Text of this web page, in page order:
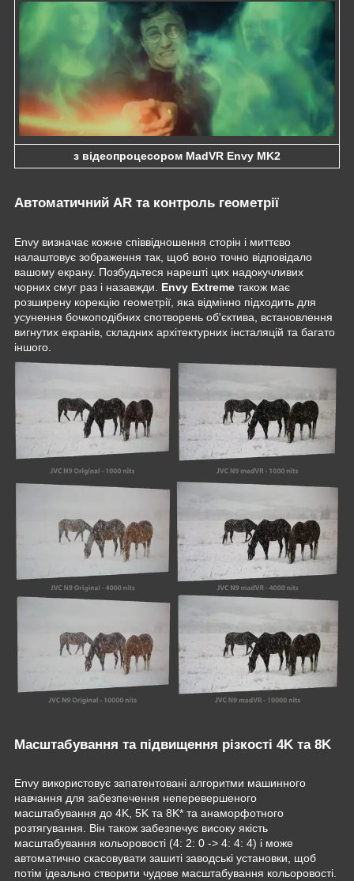
з відеопроцесором MadVR Envy MK2
Автоматичний AR та контроль геометрії
Envy визначає кожне співвідношення сторін і миттєво
налаштовує зображення так, щоб воно точно відповідало
вашому екрану. Позбудьтеся нарешті цих надокучливих
чорних смуг раз і назавжди. Envy Extreme також має
розширену корекцію геометрії, яка відмінно підходить для
усунення бочкоподібних спотворень об'єктива, встановлення
вигнутих екранів, складних архітектурних інсталяцій та багато
іншого.
Масштабування та підвищення різкості 4K та 8K
Envy використовує запатентовані алгоритми машинного
навчання для забезпечення неперевершеного
масштабування до 4K, 5K та 8K* та анаморфотного
розтягування. Він також забезпечує високу якість
масштабування кольоровості (4: 2: 0 -> 4: 4: 4) і може
автоматично скасовувати зашиті заводські установки, щоб
потім ідеально створити чудове масштабування кольоровості.